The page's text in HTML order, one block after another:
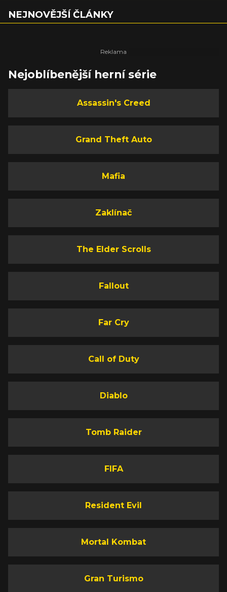
NEJNOVĚJŠÍ ČLÁNKY
Nejoblíbenější herní série
Assassin's Creed
Grand Theft Auto
Mafia
Zaklínač
The Elder Scrolls
Fallout
Far Cry
Call of Duty
Diablo
Tomb Raider
FIFA
Resident Evil
Mortal Kombat
Gran Turismo